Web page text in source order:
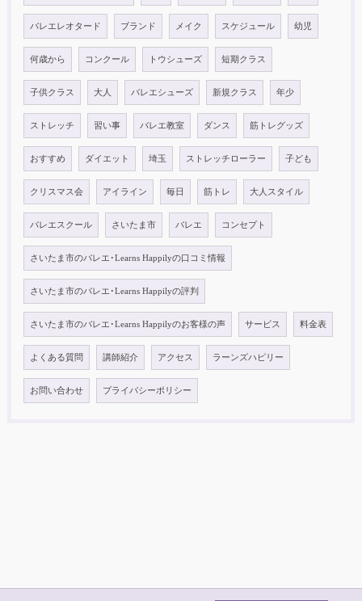
バレエレオタード ブランド メイク スケジュール 幼児
何歳から コンクール トウシューズ 短期クラス
子供クラス 大人 バレエシューズ 新規クラス 年少
ストレッチ 習い事 バレエ教室 ダンス 筋トレグッズ
おすすめ ダイエット 埼玉 ストレッチローラー 子ども
クリスマス会 アイライン 毎日 筋トレ 大人スタイル
バレエスクール さいたま市 バレエ コンセプト
さいたま市のバレエ･Learns Happilyの口コミ情報
さいたま市のバレエ･Learns Happilyの評判
さいたま市のバレエ･Learns Happilyのお客様の声 サービス 料金表
よくある質問 講師紹介 アクセス ラーンズハピリー
お問い合わせ プライバシーポリシー